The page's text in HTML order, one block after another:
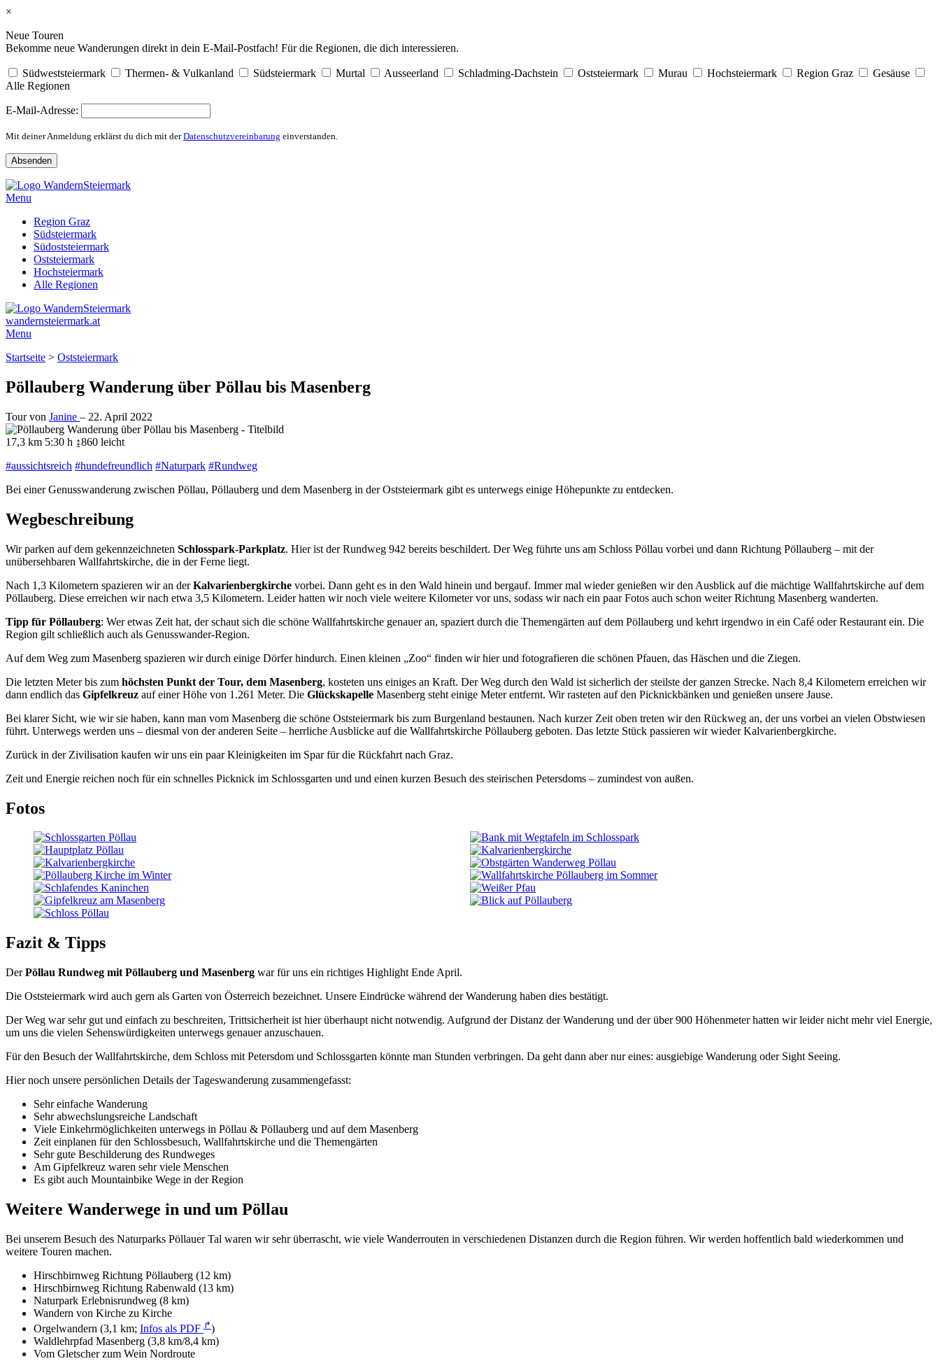
×
Neue Touren
Bekomme neue Wanderungen direkt in dein E-Mail-Postfach! Für die Regionen, die dich interessieren.
Südweststeiermark Thermen- & Vulkanland Südsteiermark Murtal Ausseerland Schladming-Dachstein Oststeiermark Murau Hochsteiermark Region Graz
Gesäuse
Alle Regionen
E-Mail-Adresse:
Mit deiner Anmeldung erklärst du dich mit derDatenschutzvereinbarung einverstanden.
Skip
to
Menu
Region Graz
Südsteiermark
Südoststeiermark
Oststeiermark
Hochsteiermark
Alle Regionen
wandernsteiermark.at
Menu
Startseite > Oststeiermark
Pöllauberg Wanderung über Pöllau bis Masenberg
Tour von Janine – 22. April 2022
17,3 km 5:30 h ↨860 leicht
#aussichtsreich #hundefreundlich #Naturpark #Rundweg
Bei einer Genusswanderung zwischen Pöllau, Pöllauberg und dem Masenberg in der Oststeiermark gibt es unterwegs einige Höhepunkte zu entdecken.
Wegbeschreibung
Wir parken auf dem gekennzeichneten Schlosspark-Parkplatz. Hier ist der Rundweg 942 bereits beschildert. Der Weg führte uns am Schloss Pöllau vorbei und dann Richtung Pöllauberg – mit der
unübersehbaren Wallfahrtskirche, die in der Ferne liegt.
Nach 1,3 Kilometern spazieren wir an derKalvarienbergkirche vorbei. Dann geht es in den Wald hinein und bergauf. Immer mal wieder genießen wir den Ausblick auf die mächtige Wallfahrtskirche auf dem
Pöllauberg. Diese erreichen wir nach etwa 3,5 Kilometern. Leider hatten wir noch viele weitere Kilometer vor uns, sodass wir nach ein paar Fotos auch schon weiter Richtung Masenberg wanderten.
Tipp für Pöllauberg: Wer etwas Zeit hat, der schaut sich die schöne Wallfahrtskirche genauer an, spaziert durch die Themengärten auf dem Pöllauberg und kehrt irgendwo in ein Café oder Restaurant ein. Die
Region gilt schließlich auch als Genusswander-Region.
Auf dem Weg zum Masenberg spazieren wir durch einige Dörfer hindurch. Einen kleinen „Zoo“ finden wir hier und fotografieren die schönen Pfauen, das Häschen und die Ziegen.
Die letzten Meter bis zum höchsten Punkt der Tour, dem Masenberg, kosteten uns einiges an Kraft. Der Weg durch den Wald ist sicherlich der steilste der ganzen Strecke. Nach 8,4 Kilometern erreichen wir
dann endlich das Gipfelkreuz auf einer Höhe von 1.261 Meter. Die Glückskapelle Masenberg steht einige Meter entfernt. Wir rasteten auf den Picknickbänken und genießen unsere Jause.
Bei klarer Sicht, wie wir sie haben, kann man vom Masenberg die schöne Oststeiermark bis zum Burgenland bestaunen. Nach kurzer Zeit oben treten wir den Rückweg an, der uns vorbei an vielen Obstwiesen
führt. Unterwegs werden uns – diesmal von der anderen Seite – herrliche Ausblicke auf die Wallfahrtskirche Pöllauberg geboten. Das letzte Stück passieren wir wieder Kalvarienbergkirche.
Zurück in der Zivilisation kaufen wir uns ein paar Kleinigkeiten im Spar für die Rückfahrt nach Graz.
Zeit und Energie reichen noch für ein schnelles Picknick im Schlossgarten und und einen kurzen Besuch des steirischen Petersdoms – zumindest von außen.
Fotos
Fazit & Tipps
DerPöllau Rundweg mit Pöllauberg und Masenberg war für uns ein richtiges Highlight Ende April.
Die Oststeiermark wird auch gern als Garten von Österreich bezeichnet. Unsere Eindrücke während der Wanderung haben dies bestätigt.
Der Weg war sehr gut und einfach zu beschreiten, Trittsicherheit ist hier überhaupt nicht notwendig. Aufgrund der Distanz der Wanderung und der über 900 Höhenmeter hatten wir leider nicht mehr viel Energie,
um uns die vielen Sehenswürdigkeiten unterwegs genauer anzuschauen.
Für den Besuch der Wallfahrtskirche, dem Schloss mit Petersdom und Schlossgarten könnte man Stunden verbringen. Da geht dann aber nur eines: ausgiebige Wanderung oder Sight Seeing.
Hier noch unsere persönlichen Details der Tageswanderung zusammengefasst:
Sehr einfache Wanderung
Sehr abwechslungsreiche Landschaft
Viele Einkehrmöglichkeiten unterwegs in Pöllau & Pöllauberg und auf dem Masenberg
Zeit einplanen für den Schlossbesuch, Wallfahrtskirche und die Themengärten
Sehr gute Beschilderung des Rundweges
Am Gipfelkreuz waren sehr viele Menschen
Es gibt auch Mountainbike Wege in der Region
Weitere Wanderwege in und um Pöllau
Bei unserem Besuch des Naturparks Pöllauer Tal waren wir sehr überrascht, wie viele Wanderrouten in verschiedenen Distanzen durch die Region führen. Wir werden hoffentlich bald wiederkommen und
weitere Touren machen.
Hirschbirnweg Richtung Pöllauberg (12 km)
Hirschbirnweg Richtung Rabenwald (13 km)
Naturpark Erlebnisrundweg (8 km)
Wandern von Kirche zu Kirche
Orgelwandern (3,1 km; Infos als PDF ↱)
Waldlehrpfad Masenberg (3,8 km/8,4 km)
Vom Gletscher zum Wein Nordroute